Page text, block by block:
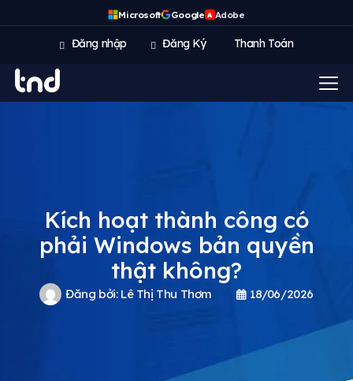
Microsoft Google A Adobe
Đăng nhập Đăng Ký Thanh Toán
Kích hoạt thành công có
phải Windows bản quyền
thật không?
Đăng bởi: Lê Thị Thu Thơm 18/06/2026